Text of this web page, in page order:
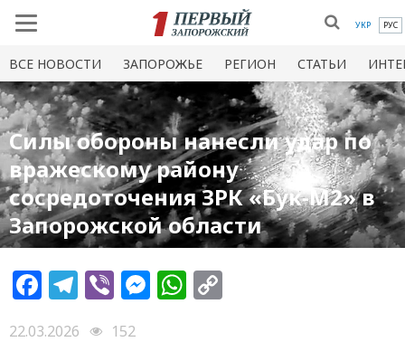
УКР РУС
ВСЕ НОВОСТИ ЗАПОРОЖЬЕ РЕГИОН СТАТЬИ
Силы обороны нанесли удар по
вражескому району
сосредоточения ЗРК «Бук-М2» в
Запорожской области
Facebook
Telegram
ViberMessenger
WhatsApp
22.03.2026
152